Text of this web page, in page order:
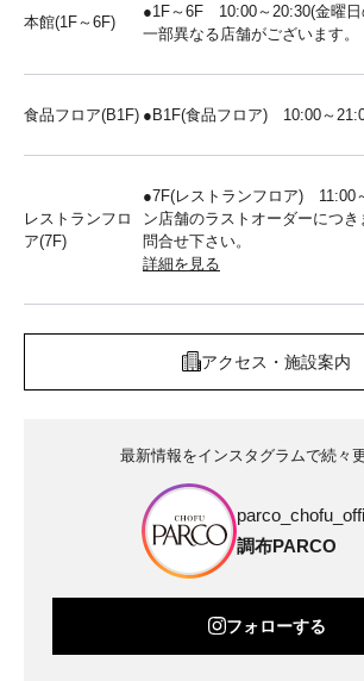
本館(1F～6F)
●1F～6F 10:00～20:30(金曜
一部異なる店舗がございます。
食品フロア(B1F) ●B1F(食品フロア) 10:00～
レストランフロ
ア(7F)
●7F(レストランフロア)
ン店舗のラストオーダーにつ
問合せ下さい。
詳細を見る
アクセス・施設案内
最新情報をインスタグラムで続々
調布PARCO
フォローする